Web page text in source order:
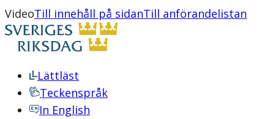
VideoTill innehåll på sidanTill anförandelistan
Lättläst
Teckenspråk
In English